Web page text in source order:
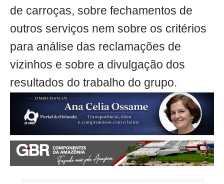
de carroças, sobre fechamentos de
outros serviços nem sobre os critérios
para análise das reclamações de
vizinhos e sobre a divulgação dos
resultados do trabalho do grupo.